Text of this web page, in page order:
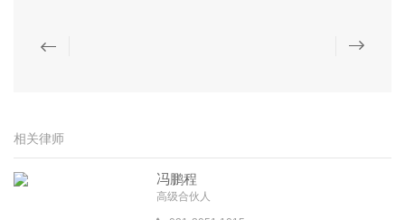
相关律师
冯鹏程
高级合伙人